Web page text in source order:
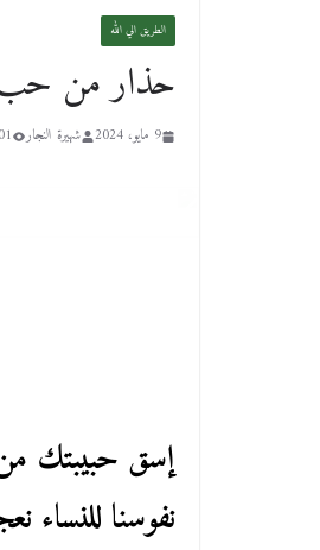
الطريق الي الله
حذار من حب
9 مايو، 2024 شهيرة النجار
إسق حبيبتك
نفوسنا للنساء